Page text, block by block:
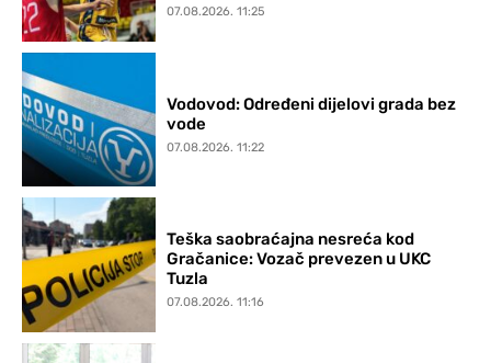
07.08.2026. 11:25
Vodovod: Određeni dijelovi grada bez
vode
07.08.2026. 11:22
Teška saobraćajna nesreća kod
Gračanice: Vozač prevezen u UKC
Tuzla
07.08.2026. 11:16